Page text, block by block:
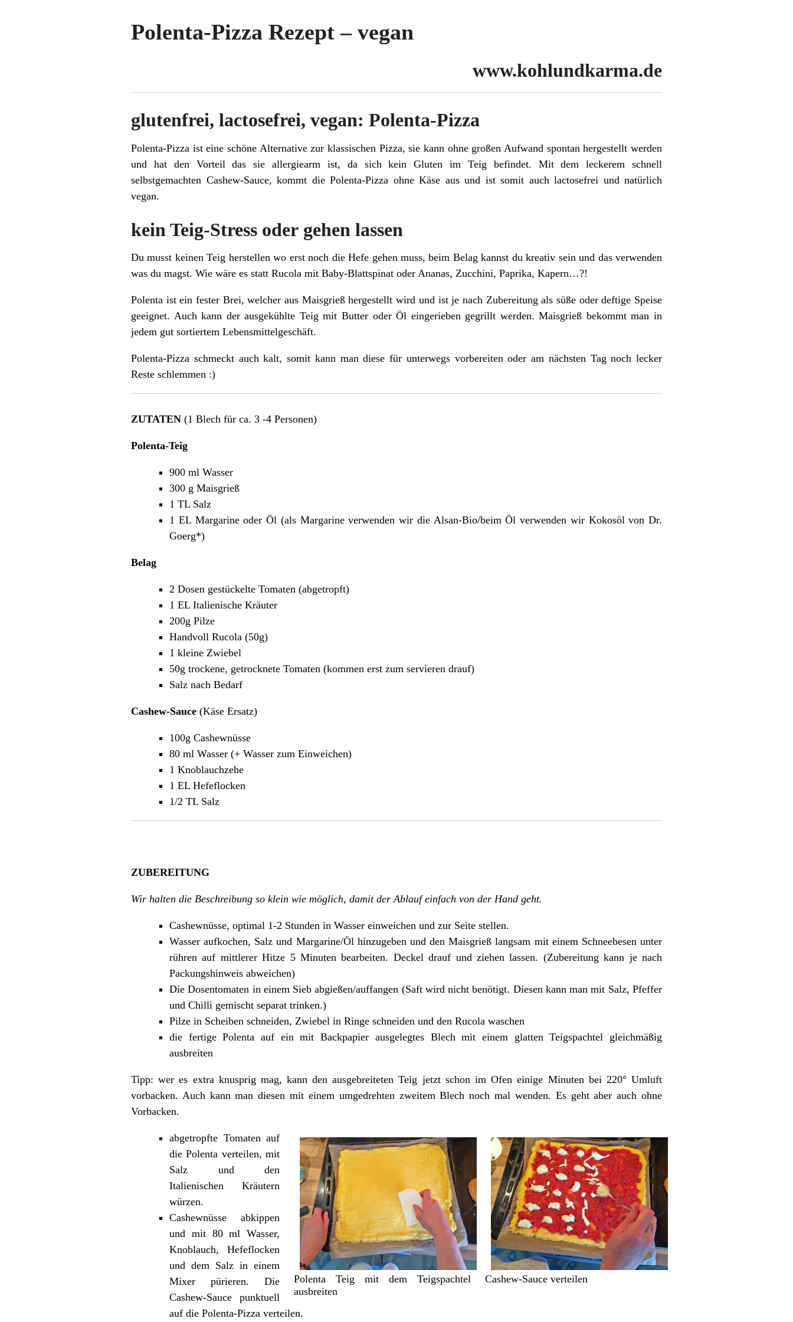
Polenta-Pizza Rezept – vegan
www.kohlundkarma.de
glutenfrei, lactosefrei, vegan: Polenta-Pizza
Polenta-Pizza ist eine schöne Alternative zur klassischen Pizza, sie kann ohne großen Aufwand spontan hergestellt werden
und hat den Vorteil das sie allergiearm ist, da sich kein Gluten im Teig befindet. Mit dem leckerem schnell
selbstgemachten Cashew-Sauce, kommt die Polenta-Pizza ohne Käse aus und ist somit auch lactosefrei und natürlich
vegan.
kein Teig-Stress oder gehen lassen
Du musst keinen Teig herstellen wo erst noch die Hefe gehen muss, beim Belag kannst du kreativ sein und das verwenden
was du magst. Wie wäre es statt Rucola mit Baby-Blattspinat oder Ananas, Zucchini, Paprika, Kapern…?!
Polenta ist ein fester Brei, welcher aus Maisgrieß hergestellt wird und ist je nach Zubereitung als süße oder deftige Speise
geeignet. Auch kann der ausgekühlte Teig mit Butter oder Öl eingerieben gegrillt werden. Maisgrieß bekommt man in
jedem gut sortiertem Lebensmittelgeschäft.
Polenta-Pizza schmeckt auch kalt, somit kann man diese für unterwegs vorbereiten oder am nächsten Tag noch lecker
Reste schlemmen :)
ZUTATEN (1 Blech für ca. 3 -4 Personen)
Polenta-Teig
900 ml Wasser
300 g Maisgrieß
1 TL Salz
1 EL Margarine oder Öl (als Margarine verwenden wir die Alsan-Bio/beim Öl verwenden wir Kokosöl von Dr.
Goerg*)
Belag
2 Dosen gestückelte Tomaten (abgetropft)
1 EL Italienische Kräuter
200g Pilze
Handvoll Rucola (50g)
1 kleine Zwiebel
50g trockene, getrocknete Tomaten (kommen erst zum servieren drauf)
Salz nach Bedarf
Cashew-Sauce (Käse Ersatz)
100g Cashewnüsse
80 ml Wasser (+ Wasser zum Einweichen)
1 Knoblauchzehe
1 EL Hefeflocken
1/2 TL Salz
ZUBEREITUNG
Wir halten die Beschreibung so klein wie möglich, damit der Ablauf einfach von der Hand geht.
Cashewnüsse, optimal 1-2 Stunden in Wasser einweichen und zur Seite stellen.
Wasser aufkochen, Salz und Margarine/Öl hinzugeben und den Maisgrieß langsam mit einem Schneebesen unter
rühren auf mittlerer Hitze 5 Minuten bearbeiten. Deckel drauf und ziehen lassen. (Zubereitung kann je nach
Packungshinweis abweichen)
Die Dosentomaten in einem Sieb abgießen/auffangen (Saft wird nicht benötigt. Diesen kann man mit Salz, Pfeffer
und Chilli gemischt separat trinken.)
Pilze in Scheiben schneiden, Zwiebel in Ringe schneiden und den Rucola waschen
die fertige Polenta auf ein mit Backpapier ausgelegtes Blech mit einem glatten Teigspachtel gleichmäßig
ausbreiten
Tipp: wer es extra knusprig mag, kann den ausgebreiteten Teig jetzt schon im Ofen einige Minuten bei 220° Umluft
vorbacken. Auch kann man diesen mit einem umgedrehten zweitem Blech noch mal wenden. Es geht aber auch ohne
Vorbacken.
Cashew-Sauce verteilen
Polenta Teig mit dem Teigspachtel
ausbreiten
abgetropfte Tomaten auf
die Polenta verteilen, mit
Salz und den
Italienischen Kräutern
würzen.
Cashewnüsse abkippen
und mit 80 ml Wasser,
Knoblauch, Hefeflocken
und dem Salz in einem
Mixer pürieren. Die
Cashew-Sauce punktuell
auf die Polenta-Pizza verteilen.